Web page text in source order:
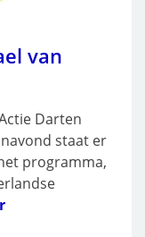
van
Darten
staat er
programma,